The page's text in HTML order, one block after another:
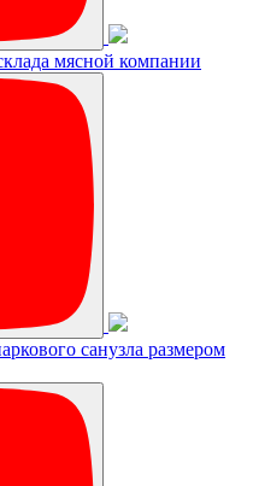
мясной компании
санузла размером